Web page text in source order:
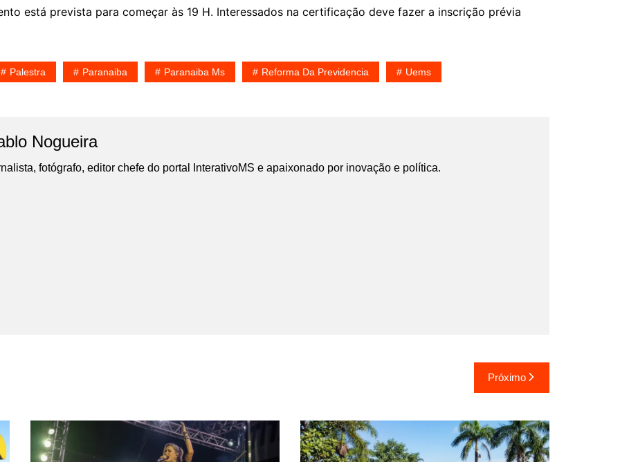
está prevista para começar às 19 H. Interessados na certificação deve fazer a inscrição prévia
Palestra Paranaiba Paranaiba Ms Reforma Da Previdencia Uems
Nogueira
fotógrafo, editor chefe do portal InterativoMS e apaixonado por inovação e política.
Próximo